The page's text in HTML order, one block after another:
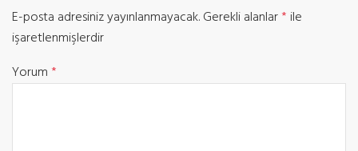
E-posta adresiniz yayınlanmayacak.Gerekli alanlar* ile
işaretlenmişlerdir
Yorum*